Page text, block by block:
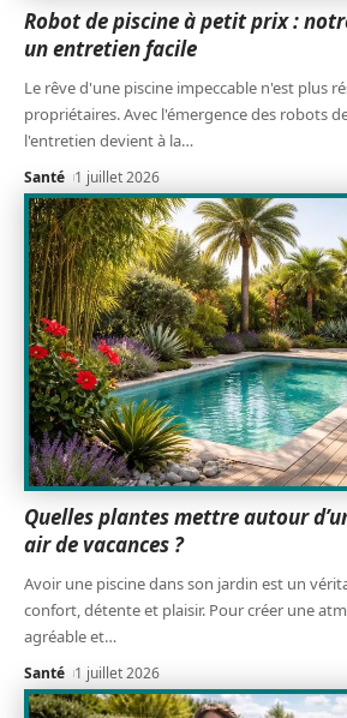
Robot de piscine à petit prix :
un entretien facile
Le rêve d'une piscine impeccable n'est plus
propriétaires. Avec l'émergence des robots
l'entretien devient à la…
Santé 1 juillet 2026
Quelles plantes mettre autour
air de vacances ?
Avoir une piscine dans son jardin est un
confort, détente et plaisir. Pour créer une
agréable et…
Santé 1 juillet 2026